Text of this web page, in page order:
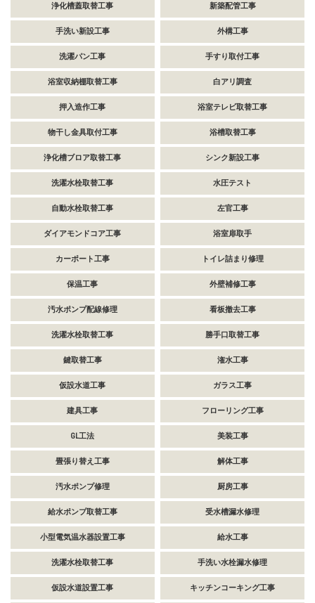
浄化槽蓋取替工事 新築配管工事
手洗い新設工事 外構工事
洗濯パン工事 手すり取付工事
浴室収納棚取替工事 白アリ調査
押入造作工事 浴室テレビ取替工事
物干し金具取付工事 浴槽取替工事
浄化槽ブロア取替工事 シンク新設工事
洗濯水栓取替工事 水圧テスト
自動水栓取替工事 左官工事
ダイアモンドコア工事 浴室扉取手
カーポート工事 トイレ詰まり修理
保温工事 外壁補修工事
汚水ポンプ配線修理 看板撤去工事
洗濯水栓取替工事 勝手口取替工事
鍵取替工事 潅水工事
仮設水道工事 ガラス工事
建具工事 フローリング工事
GL工法 美装工事
畳張り替え工事 解体工事
汚水ポンプ修理 厨房工事
給水ポンプ取替工事 受水槽漏水修理
小型電気温水器設置工事 給水工事
洗濯水栓取替工事 手洗い水栓漏水修理
仮設水道設置工事 キッチンコーキング工事